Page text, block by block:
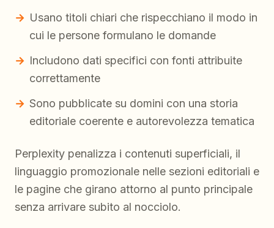
Usano titoli chiari che rispecchiano il modo in
cui le persone formulano le domande
Includono dati specifici con fonti attribuite
correttamente
Sono pubblicate su domini con una storia
editoriale coerente e autorevolezza tematica
Perplexity penalizza i contenuti superficiali, il
linguaggio promozionale nelle sezioni editoriali e
le pagine che girano attorno al punto principale
senza arrivare subito al nocciolo.